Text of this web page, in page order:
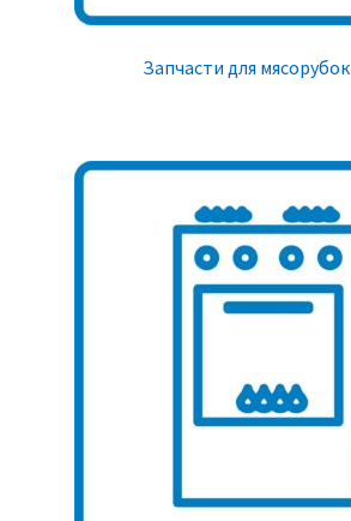
Запчасти для мясорубок